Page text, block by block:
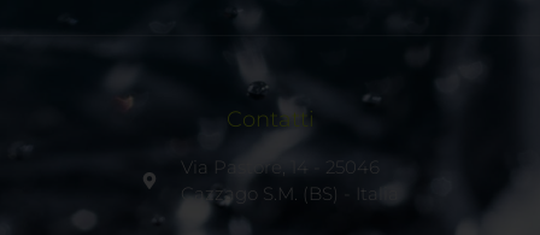
Contatti
Via Pastore, 14 - 25046
Cazzago S.M. (BS) - Italia